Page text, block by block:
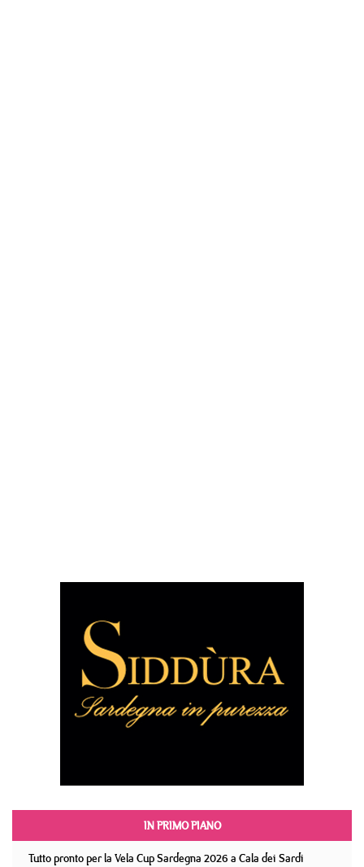
IN PRIMO PIANO
Tutto pronto per la Vela Cup Sardegna 2026 a Cala dei Sardi